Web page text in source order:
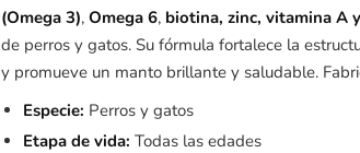
(Omega 3),Omega 6, biotina, zinc, vitamina A
de perros y gatos. Su fórmula fortalece la
y promueve un manto brillante y saludable.
Especie: Perros y gatos
Etapa de vida: Todas las edades